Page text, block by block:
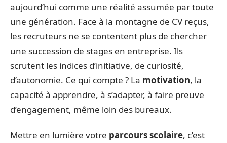
aujourd’hui comme une réalité assumée par toute
une génération. Face à la montagne de CV reçus,
les recruteurs ne se contentent plus de chercher
une succession de stages en entreprise. Ils
scrutent les indices d’initiative, de curiosité,
d’autonomie. Ce qui compte ? La motivation, la
capacité à apprendre, à s’adapter, à faire preuve
d’engagement, même loin des bureaux.
Mettre en lumière votre parcours scolaire, c’est